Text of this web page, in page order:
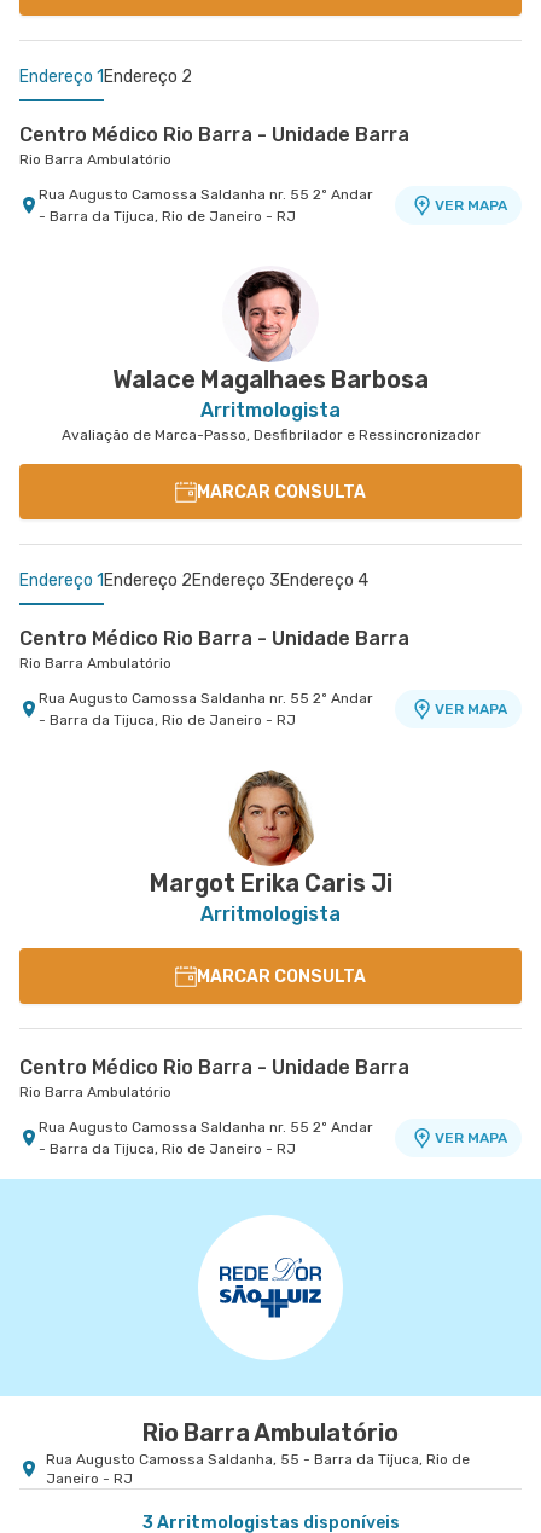
Endereço 1 Endereço 2
Centro Médico Rio Barra - Unidade Barra
Rio Barra Ambulatório
Rua Augusto Camossa Saldanha nr. 55 2º Andar
- Barra da Tijuca, Rio de Janeiro - RJ
VER MAPA
Estrada Dos Tres Rios nr. 1366 - Freguesia
Jacarepagua, Rio de Janeiro - RJ
Walace Magalhaes Barbosa
Arritmologista
Avaliação de Marca-Passo, Desfibrilador e Ressincronizador
MARCAR CONSULTA
Endereço 1 Endereço 2Endereço 3Endereço 4
Centro Médico Rio Barra - Unidade Barra
Rio Barra Ambulatório
Rua Augusto Camossa Saldanha nr. 55 2º Andar
- Barra da Tijuca, Rio de Janeiro - RJ
VER MAPA
Copa D'Or - Centro Especialidades Cardiologicas - Salus
Rua Siqueira Campos nr. 93 Sala 205 -
Copacabana, Rio de Janeiro - RJ
Margot Erika Caris Ji
Arritmologista
MARCAR CONSULTA
Centro Médico Rio Barra - Unidade Barra
Rio Barra Ambulatório
Rua Augusto Camossa Saldanha nr. 55 2º Andar
- Barra da Tijuca, Rio de Janeiro - RJ
VER MAPA
Rio Barra Ambulatório
Rua Augusto Camossa Saldanha, 55 - Barra da Tijuca, Rio de
Janeiro - RJ
3 Arritmologistas disponíveis